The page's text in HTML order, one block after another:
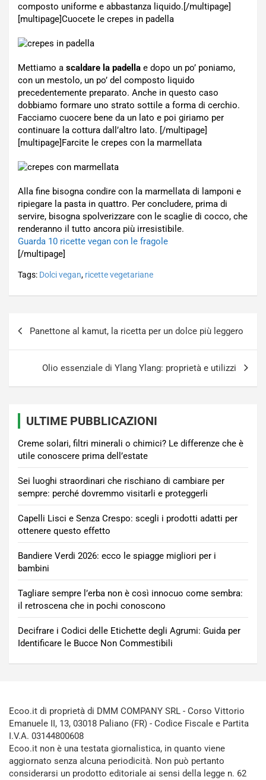
composto uniforme e abbastanza liquido.[/multipage]
[multipage]Cuocete le crepes in padella
Mettiamo a scaldare la padella e dopo un po’ poniamo,
con un mestolo, un po’ del composto liquido
precedentemente preparato. Anche in questo caso
dobbiamo formare uno strato sottile a forma di cerchio.
Facciamo cuocere bene da un lato e poi giriamo per
continuare la cottura dall’altro lato. [/multipage]
[multipage]Farcite le crepes con la marmellata
Alla fine bisogna condire con la marmellata di lamponi e
ripiegare la pasta in quattro. Per concludere, prima di
servire, bisogna spolverizzare con le scaglie di cocco, che
renderanno il tutto ancora più irresistibile.
Guarda 10 ricette vegan con le fragole
[/multipage]
Tags: Dolci vegan, ricette vegetariane
Panettone al kamut, la ricetta per un dolce più leggero
Olio essenziale di Ylang Ylang: proprietà e utilizzi
ULTIME PUBBLICAZIONI
Creme solari, filtri minerali o chimici? Le differenze che è
utile conoscere prima dell’estate
Sei luoghi straordinari che rischiano di cambiare per
sempre: perché dovremmo visitarli e proteggerli
Capelli Lisci e Senza Crespo: scegli i prodotti adatti per
ottenere questo effetto
Bandiere Verdi 2026: ecco le spiagge migliori per i
bambini
Tagliare sempre l’erba non è così innocuo come sembra:
il retroscena che in pochi conoscono
Decifrare i Codici delle Etichette degli Agrumi: Guida per
Identificare le Bucce Non Commestibili
Ecoo.it di proprietà di DMM COMPANY SRL - Corso Vittorio
Emanuele II, 13, 03018 Paliano (FR) - Codice Fiscale e Partita
I.V.A. 03144800608
Ecoo.it non è una testata giornalistica, in quanto viene
aggiornato senza alcuna periodicità. Non può pertanto
considerarsi un prodotto editoriale ai sensi della legge n. 62